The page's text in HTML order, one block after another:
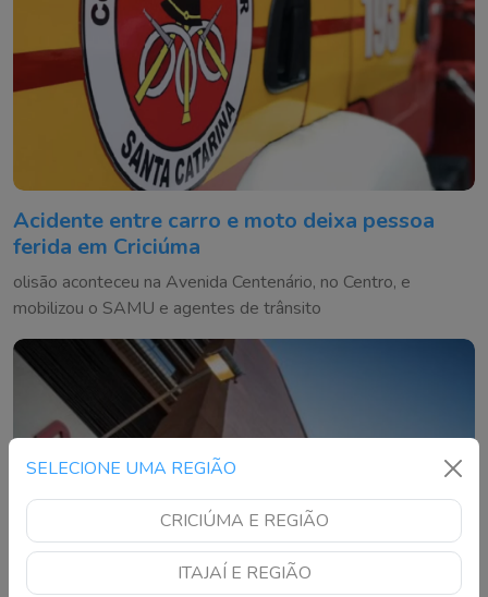
SELECIONE UMA REGIÃO
CRICIÚMA E REGIÃO
ITAJAÍ E REGIÃO
Acidente entre carro e moto deixa pessoa
ferida em Criciúma
olisão aconteceu na Avenida Centenário, no Centro, e
mobilizou o SAMU e agentes de trânsito